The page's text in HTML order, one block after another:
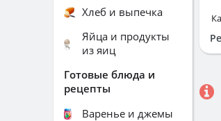
Хлеб и выпечка
Яйца и продукты
из яиц
Готовые блюда и
рецепты
Варенье и джемы